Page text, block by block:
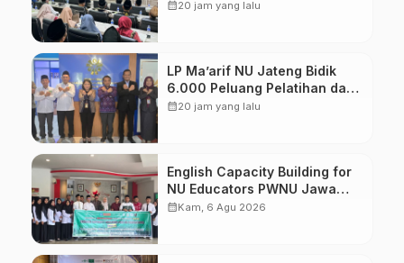
Diversifikasi, Harapan Baru
calendar_month20 jam yang lalu
LP Ma’arif NU Jateng Bidik
6.000 Peluang Pelatihan dan
Sertifikasi bagi Lulusan SMK
calendar_month20 jam yang lalu
English Capacity Building for
NU Educators PWNU Jawa
Tengah Batch#4; Membuka
calendar_monthKam, 6 Agu 2026